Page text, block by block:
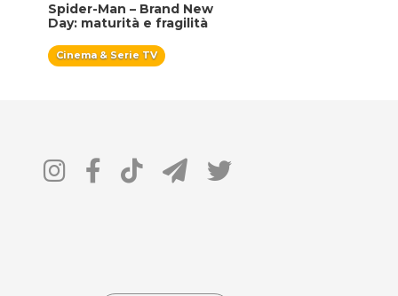
Spider-Man – Brand New
Day: maturità e fragilità
Cinema & Serie TV